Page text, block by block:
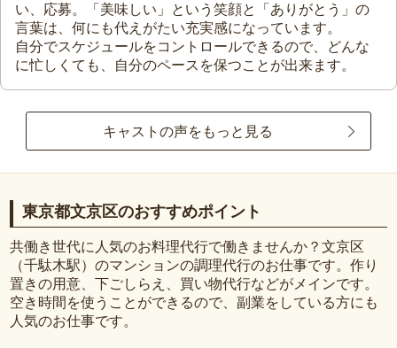
い、応募。「美味しい」という笑顔と「ありがとう」の
言葉は、何にも代えがたい充実感になっています。
自分でスケジュールをコントロールできるので、どんな
に忙しくても、自分のペースを保つことが出来ます。
キャストの声をもっと見る
東京都文京区のおすすめポイント
共働き世代に人気のお料理代行で働きませんか？文京区
（千駄木駅）のマンションの調理代行のお仕事です。作り
置きの用意、下ごしらえ、買い物代行などがメインです。
空き時間を使うことができるので、副業をしている方にも
人気のお仕事です。